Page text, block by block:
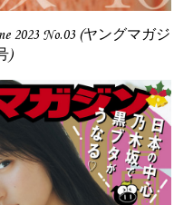
2023 No.03 (ヤングマガジ
)